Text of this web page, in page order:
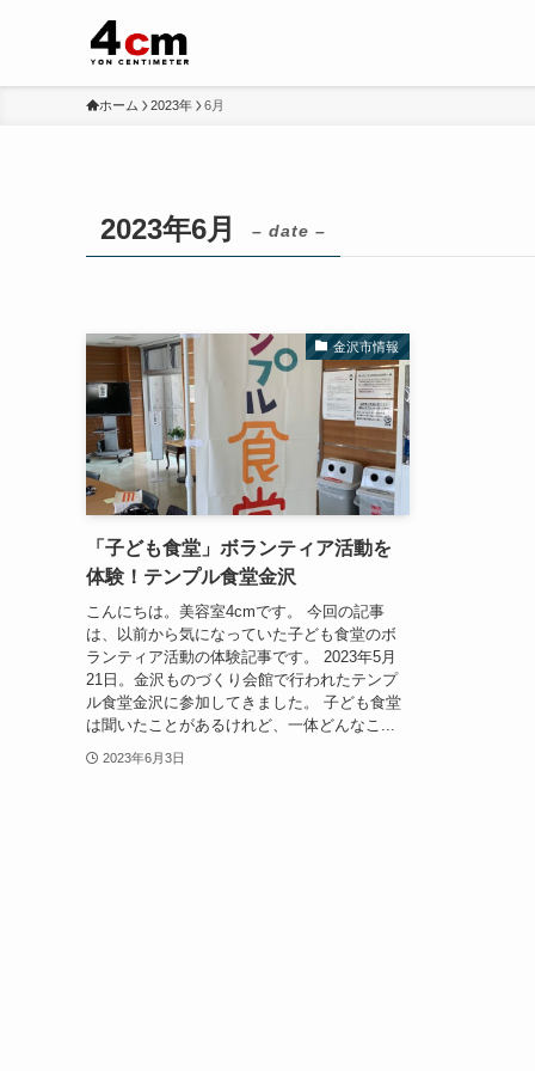
ホーム 2023年 6月
2023年6月 – date –
金沢市情報
「子ども食堂」ボランティア活動を
体験！テンプル食堂金沢
こんにちは。美容室4cmです。 今回の記事
は、以前から気になっていた子ども食堂のボ
ランティア活動の体験記事です。 2023年5月
21日。金沢ものづくり会館で行われたテンプ
ル食堂金沢に参加してきました。 子ども食堂
は聞いたことがあるけれど、一体どんなこ...
2023年6月3日